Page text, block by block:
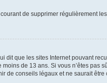
de supprimer
dit que les sites Internet pouvant
de 13 ans. Si vous n’êtes
de conseils légaux et ne saurait